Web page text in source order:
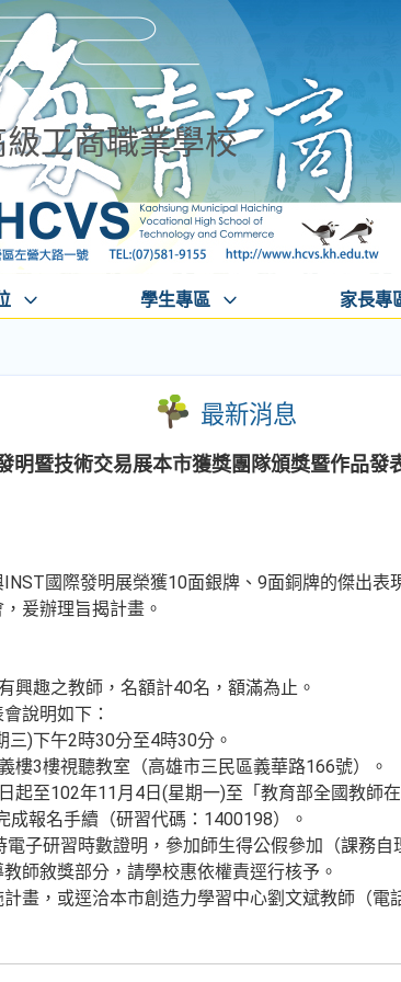
工商職業學校
學生專區 家長專
最新消息
明暨技術交易展本市獲獎團隊頒獎暨作品發
國際發明展榮獲10面銀牌、9面銅牌的傑出表
爰辦理旨揭計畫。
興趣之教師，名額計40名，額滿為止。
說明如下：
)下午2時30分至4時30分。
樓3樓視聽教室（高雄市三民區義華路166號）。
起至102年11月4日(星期一)至「教育部全國教師在
成報名手續（研習代碼：1400198）。
子研習時數證明，參加師生得公假參加（課務自
師敘獎部分，請學校惠依權責逕行核予。
畫，或逕洽本市創造力學習中心劉文斌教師（電